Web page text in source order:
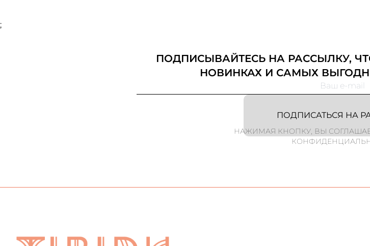
;
ПОДПИСЫВАЙТЕСЬ НА РАССЫЛКУ,
НОВИНКАХ И САМЫХ
ПОДПИСАТЬСЯ НА
НАЖИМАЯ КНОПКУ, ВЫ